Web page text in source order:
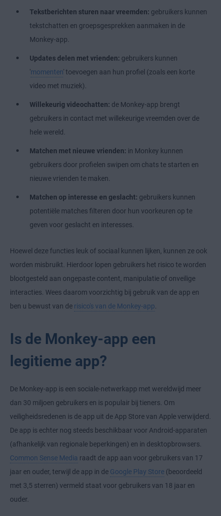
Tekstberichten sturen naar vreemden: gebruikers kunnen
tekstchatten en groepsgesprekken aanmaken in de
Monkey-app.
Updates delen met vrienden: gebruikers kunnen
'momenten' toevoegen aan hun profiel (zoals een korte
video met muziek).
Willekeurig videochatten: de Monkey-app brengt
gebruikers in contact met willekeurige vreemden over de
hele wereld.
Matchen met nieuwe vrienden: in Monkey kunnen
gebruikers door profielen swipen om chats te starten en
nieuwe vrienden te maken.
Matchen op interesse en geslacht: gebruikers kunnen
potentiële matches filteren door hun voorkeuren op te
geven voor geslacht en interesses.
Hoewel deze functies leuk of sociaal kunnen lijken, kunnen ze ook
worden misbruikt. Hierdoor lopen gebruikers het risico te worden
blootgesteld aan ongepaste content, manipulatie of onveilige
interacties. Wees daarom voorzichtig bij gebruik van de app en
ben u bewust van de risico's van de Monkey-app
Is de Monkey-app een
legitieme app?
De Monkey-app is een sociale-netwerkapp met wereldwijd meer
dan 30 miljoen gebruikers en is populair bij tieners. Om
veiligheidsredenen is de app uit de App Store van Apple verwijderd.
De app is echter nog steeds beschikbaar voor Android-apparaten
(afhankelijk van regionale beperkingen) en in desktopbrowsers.
Common Sense Media raadt de app aan voor gebruikers van 17
jaar en ouder, terwijl de app in de Google Play Store (beoordeeld
met 3,5 sterren) vermeld staat voor gebruikers van 18 jaar en
ouder.